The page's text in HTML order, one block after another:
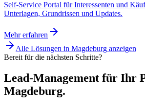
Self-Service Portal für Interessenten und
Unterlagen, Grundrissen und Updates.
Mehr erfahren
Alle Lösungen in Magdeburg anzeigen
Bereit für die nächsten Schritte?
Lead-Management für Ihr
Magdeburg.